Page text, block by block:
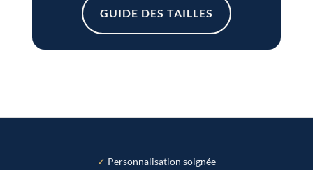
GUIDE DES TAILLES
✓ Personnalisation soignée